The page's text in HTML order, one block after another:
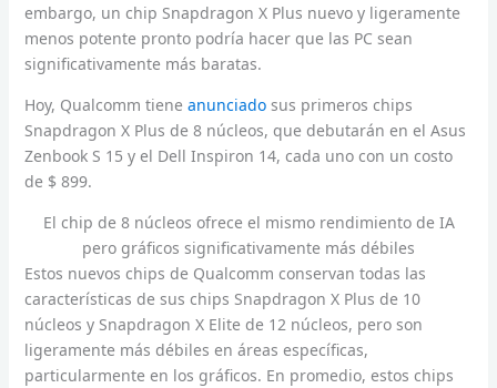
embargo, un chip Snapdragon X Plus nuevo y ligeramente
menos potente pronto podría hacer que las PC sean
significativamente más baratas.
Hoy, Qualcomm tiene anunciadosus primeros chips
Snapdragon X Plus de 8 núcleos, que debutarán en el Asus
Zenbook S 15 y el Dell Inspiron 14, cada uno con un costo
de $ 899.
El chip de 8 núcleos ofrece el mismo rendimiento de IA
pero gráficos significativamente más débiles
Estos nuevos chips de Qualcomm conservan todas las
características de sus chips Snapdragon X Plus de 10
núcleos y Snapdragon X Elite de 12 núcleos, pero son
ligeramente más débiles en áreas específicas,
particularmente en los gráficos. En promedio, estos chips